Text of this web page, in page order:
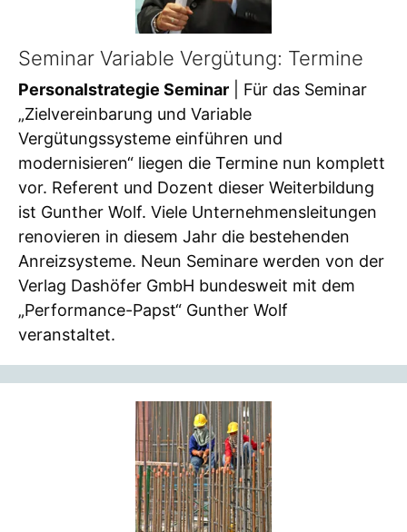
Seminar Variable Vergütung: Termine
Personalstrategie Seminar | Für das Seminar
„Zielvereinbarung und Variable
Vergütungssysteme einführen und
modernisieren“ liegen die Termine nun komplett
vor. Referent und Dozent dieser Weiterbildung
ist Gunther Wolf. Viele Unternehmensleitungen
renovieren in diesem Jahr die bestehenden
Anreizsysteme. Neun Seminare werden von der
Verlag Dashöfer GmbH bundesweit mit dem
„Performance-Papst“ Gunther Wolf
veranstaltet.